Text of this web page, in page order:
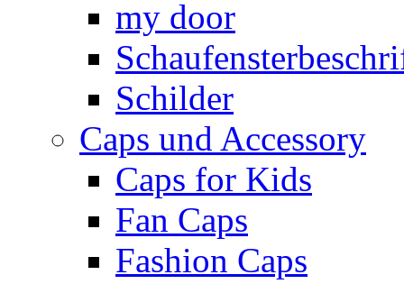
my door
Schilder
Caps und Accessory
Caps for Kids
Fan Caps
Fashion Caps